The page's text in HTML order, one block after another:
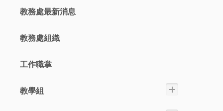
教務處最新消息
教務處組織
工作職掌
教學組